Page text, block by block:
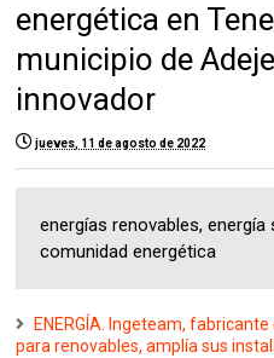
energética en
municipio de
innovador
jueves, 11 de agosto de 2022
energías renovables, energía
comunidad energética
ENERGÍA. Ingeteam,
para renovables, amplía sus